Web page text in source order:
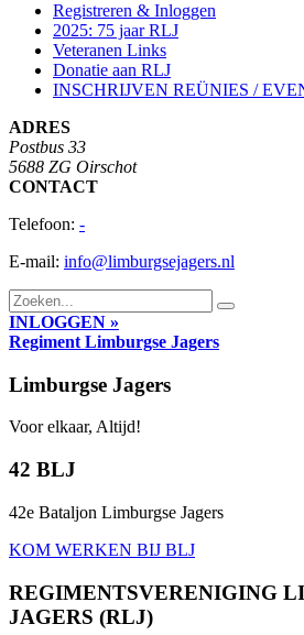
Registreren & Inloggen
2025: 75 jaar RLJ
Veteranen Links
Donatie aan RLJ
INSCHRIJVEN REÜNIES /
ADRES
Postbus 33
5688 ZG Oirschot
CONTACT
Telefoon: -
E-mail: info@limburgsejagers.nl
INLOGGEN »
Regiment Limburgse Jagers
Limburgse Jagers
Voor elkaar, Altijd!
42 BLJ
42e Bataljon Limburgse Jagers
KOM WERKEN BIJ BLJ
REGIMENTSVERENIGING
JAGERS (RLJ)